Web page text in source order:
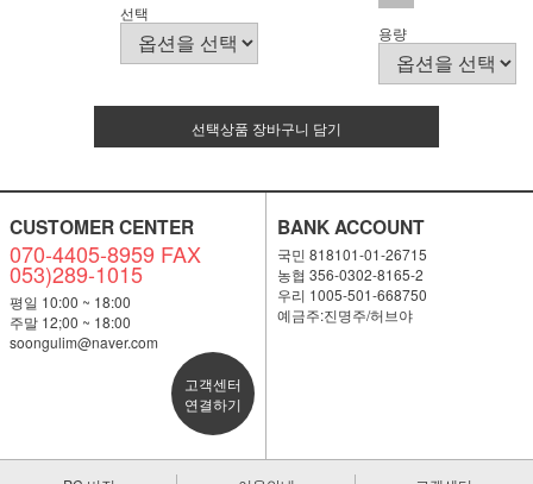
선택
용량
선택상품 장바구니 담기
CUSTOMER CENTER
070-4405-8959 FAX
053)289-1015
평일 10:00 ~ 18:00
주말 12;00 ~ 18:00
soongulim@naver.com
고객센터
연결하기
BANK ACCOUNT
국민 818101-01-26715
농협 356-0302-8165-2
우리 1005-501-668750
예금주:진명주/허브야